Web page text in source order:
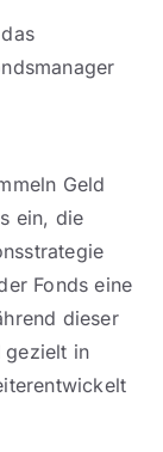
Geld
ein, die
Fonds eine
dieser
gezielt in